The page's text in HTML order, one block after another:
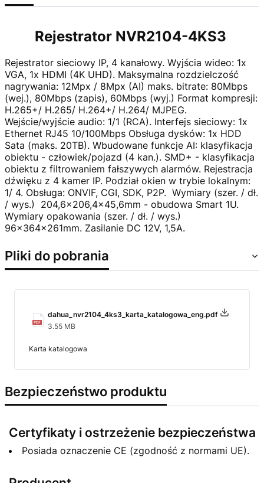
Rejestrator NVR2104-4KS3
Rejestrator sieciowy IP, 4 kanałowy. Wyjścia wideo: 1x
VGA, 1x HDMI (4K UHD). Maksymalna rozdzielczość
nagrywania: 12Mpx / 8Mpx (AI) maks. bitrate: 80Mbps
(wej.), 80Mbps (zapis), 60Mbps (wyj.) Format kompresji:
H.265+/ H.265/ H.264+/ H.264/ MJPEG.
Wejście/wyjście audio: 1/1 (RCA). Interfejs sieciowy: 1x
Ethernet RJ45 10/100Mbps Obsługa dysków: 1x HDD
Sata (maks. 20TB). Wbudowane funkcje AI: klasyfikacja
obiektu - człowiek/pojazd (4 kan.). SMD+ - klasyfikacja
obiektu z filtrowaniem fałszywych alarmów. Rejestracja
dźwięku z 4 kamer IP. Podział okien w trybie lokalnym:
1/ 4. Obsługa: ONVIF, CGI, SDK, P2P. Wymiary (szer. / dł.
/ wys.) 204,6x206,4x45,6mm - obudowa Smart 1U.
Wymiary opakowania (szer. / dł. / wys.)
96x364x261mm. Zasilanie DC 12V, 1,5A.
Pliki do pobrania
dahua_nvr2104_4ks3_karta_katalogowa_eng.pdf
3.55 MB
Karta katalogowa
Bezpieczeństwo produktu
Certyfikaty i ostrzeżenie bezpieczeństwa
Posiada oznaczenie CE (zgodność z normami UE).